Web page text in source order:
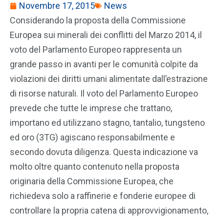
Novembre 17, 2015
News
Considerando la proposta della Commissione
Europea sui minerali dei conflitti del Marzo 2014, il
voto del Parlamento Europeo rappresenta un
grande passo in avanti per le comunità colpite da
violazioni dei diritti umani alimentate dall’estrazione
di risorse naturali. Il voto del Parlamento Europeo
prevede che tutte le imprese che trattano,
importano ed utilizzano stagno, tantalio, tungsteno
ed oro (3TG) agiscano responsabilmente e
secondo dovuta diligenza. Questa indicazione va
molto oltre quanto contenuto nella proposta
originaria della Commissione Europea, che
richiedeva solo a raffinerie e fonderie europee di
controllare la propria catena di approvvigionamento,